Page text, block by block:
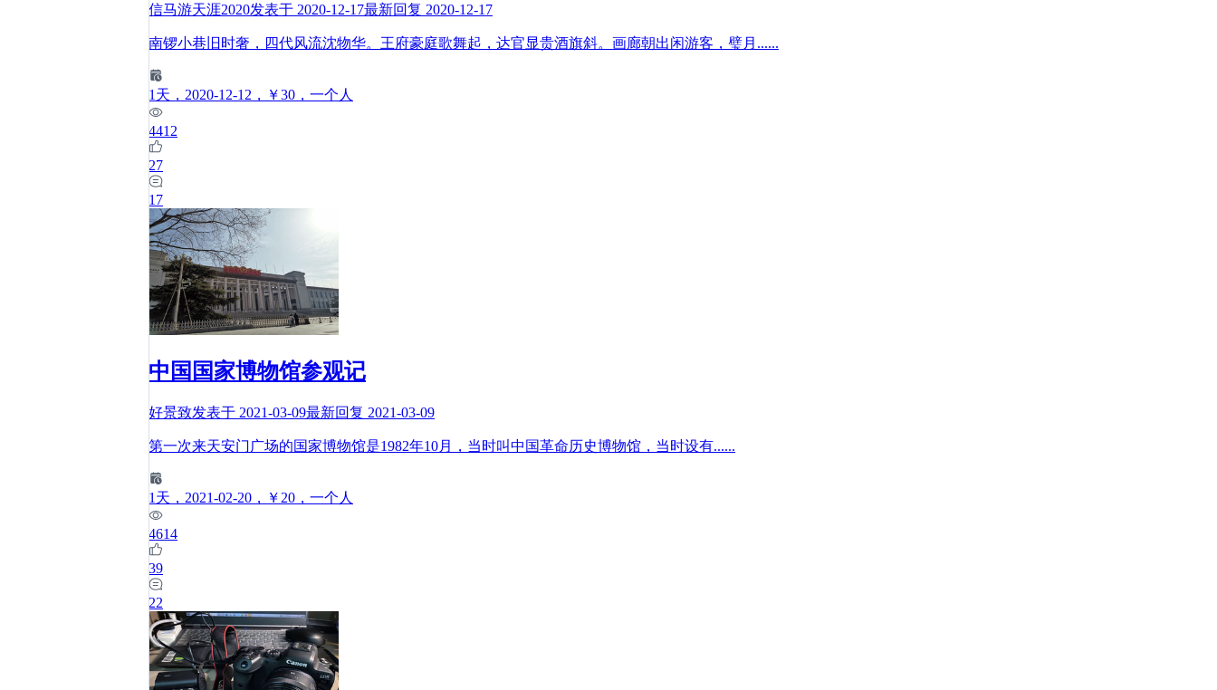
信马游天涯2020发表于 2020-12-17最新回复 2020-12-17
南锣小巷旧时奢，四代风流沈物华。王府豪庭歌舞起，达官显贵酒旗斜。画廊朝出闲游客，璧月 ......
1 天 ，2020-12-12 ，￥30 ，一个人
4412
27
17
中国国家博物馆参观记
好景致发表于 2021-03-09最新回复 2021-03-09
第一次来天安门广场的国家博物馆是1982年10月，当时叫中国革命历史博物馆，当时设有......
1 天 ，2021-02-20 ，￥20 ，一个人
4614
39
22